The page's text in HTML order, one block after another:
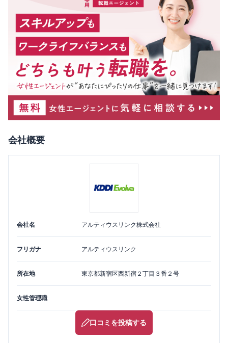
会社概要
会社名 アルティウスリンク株式会社
フリガナ アルティウスリンク
所在地 東京都新宿区西新宿２丁目３番２号
女性管理職
口コミを投稿する